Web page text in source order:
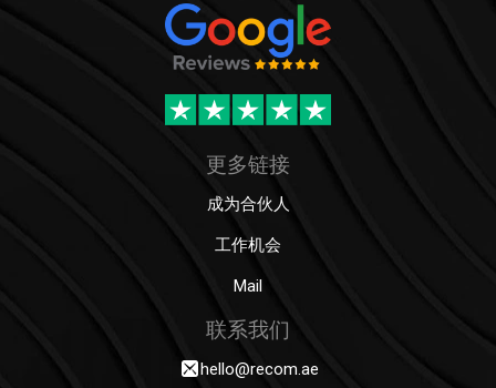
更多链接
成为合伙人
工作机会
Mail
联系我们
hello@recom.ae